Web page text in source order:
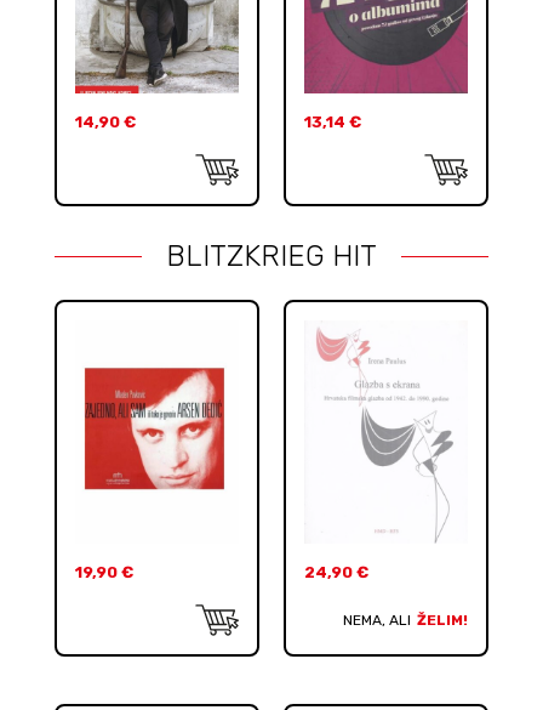
14,90 € 13,14 €
BLITZKRIEG HIT
19,90 € 24,90 €
NEMA, ALI ŽELIM!